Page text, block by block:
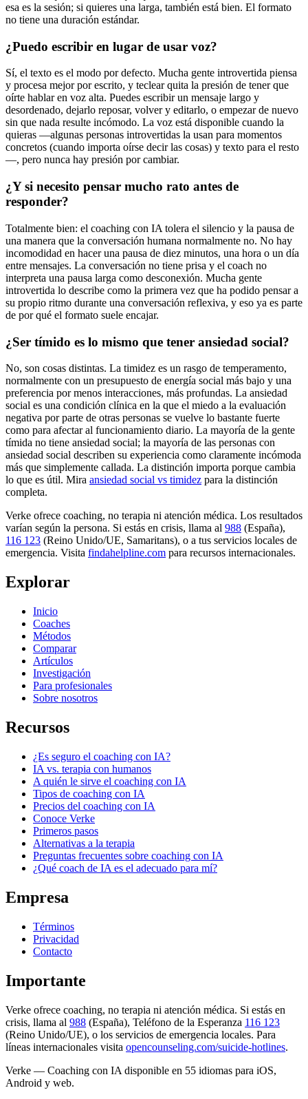
esa es la sesión; si quieres una larga, también está bien. El formato
no tiene una duración estándar.
¿Puedo escribir en lugar de usar voz?
Sí, el texto es el modo por defecto. Mucha gente introvertida piensa
y procesa mejor por escrito, y teclear quita la presión de tener que
oírte hablar en voz alta. Puedes escribir un mensaje largo y
desordenado, dejarlo reposar, volver y editarlo, o empezar de nuevo
sin que nada resulte incómodo. La voz está disponible cuando la
quieras —algunas personas introvertidas la usan para momentos
concretos (cuando importa oírse decir las cosas) y texto para el resto
—, pero nunca hay presión por cambiar.
¿Y si necesito pensar mucho rato antes de
responder?
Totalmente bien: el coaching con IA tolera el silencio y la pausa de
una manera que la conversación humana normalmente no. No hay
incomodidad en hacer una pausa de diez minutos, una hora o un día
entre mensajes. La conversación no tiene prisa y el coach no
interpreta una pausa larga como desconexión. Mucha gente
introvertida lo describe como la primera vez que ha podido pensar a
su propio ritmo durante una conversación reflexiva, y eso ya es parte
de por qué el formato suele encajar.
¿Ser tímido es lo mismo que tener ansiedad social?
No, son cosas distintas. La timidez es un rasgo de temperamento,
normalmente con un presupuesto de energía social más bajo y una
preferencia por menos interacciones, más profundas. La ansiedad
social es una condición clínica en la que el miedo a la evaluación
negativa por parte de otras personas se vuelve lo bastante fuerte
como para afectar al funcionamiento diario. La mayoría de la gente
tímida no tiene ansiedad social; la mayoría de las personas con
ansiedad social describen su experiencia como claramente incómoda
más que simplemente callada. La distinción importa porque cambia
lo que es útil. Mira ansiedad social vs timidez para la distinción
completa.
Verke ofrece coaching, no terapia ni atención médica. Los resultados
varían según la persona. Si estás en crisis, llama al 988 (España),
116 123 (Reino Unido/UE, Samaritans), o a tus servicios locales de
emergencia. Visita findahelpline.com para recursos internacionales.
Explorar
Inicio
Coaches
Métodos
Comparar
Artículos
Investigación
Para profesionales
Sobre nosotros
Recursos
¿Es seguro el coaching con IA?
IA vs. terapia con humanos
A quién le sirve el coaching con IA
Tipos de coaching con IA
Precios del coaching con IA
Conoce Verke
Primeros pasos
Alternativas a la terapia
Preguntas frecuentes sobre coaching con IA
¿Qué coach de IA es el adecuado para mí?
Empresa
Términos
Privacidad
Contacto
Importante
Verke ofrece coaching, no terapia ni atención médica. Si estás en
crisis, llama al 988 (España), Teléfono de la Esperanza 116 123
(Reino Unido/UE), o los servicios de emergencia locales. Para
líneas internacionales visita opencounseling.com/suicide-hotlines.
Verke — Coaching con IA disponible en 55 idiomas para iOS,
Android y web.